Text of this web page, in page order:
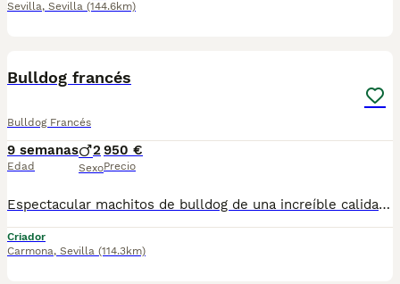
Sevilla, Sevilla (144.6km)
Bulldog francés
Bulldog Francés
9 semanas
Edad
2
Sexo
950 €
Precio
Espectacular machitos de bulldog de una increíble calidad en morfología y carácter, posibilidad de enviar a cualquier punto de España, Baleares y Canarias.
Criador
Carmona, Sevilla (114.3km)